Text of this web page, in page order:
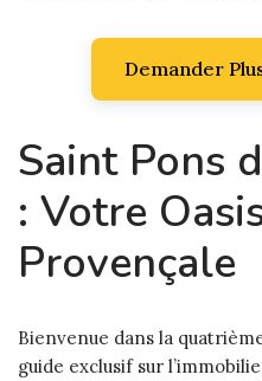
Demander
Saint Pons
: Votre
Provençale
Bienvenue dans la
guide exclusif sur